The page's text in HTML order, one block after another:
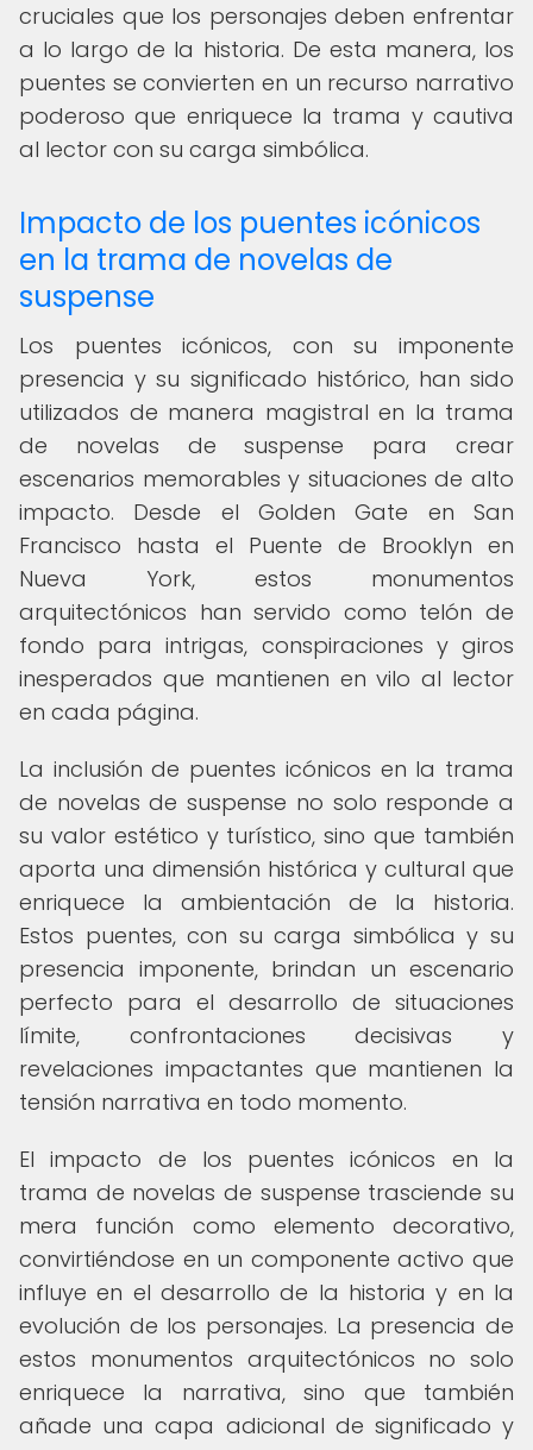
cruciales que los personajes deben enfrentar
a lo largo de la historia. De esta manera, los
puentes se convierten en un recurso narrativo
poderoso que enriquece la trama y cautiva
al lector con su carga simbólica.
Impacto de los puentes icónicos
en la trama de novelas de
suspense
Los puentes icónicos, con su imponente
presencia y su significado histórico, han sido
utilizados de manera magistral en la trama
de novelas de suspense para crear
escenarios memorables y situaciones de alto
impacto. Desde el Golden Gate en San
Francisco hasta el Puente de Brooklyn en
Nueva York, estos monumentos
arquitectónicos han servido como telón de
fondo para intrigas, conspiraciones y giros
inesperados que mantienen en vilo al lector
en cada página.
La inclusión de puentes icónicos en la trama
de novelas de suspense no solo responde a
su valor estético y turístico, sino que también
aporta una dimensión histórica y cultural que
enriquece la ambientación de la historia.
Estos puentes, con su carga simbólica y su
presencia imponente, brindan un escenario
perfecto para el desarrollo de situaciones
límite, confrontaciones decisivas y
revelaciones impactantes que mantienen la
tensión narrativa en todo momento.
El impacto de los puentes icónicos en la
trama de novelas de suspense trasciende su
mera función como elemento decorativo,
convirtiéndose en un componente activo que
influye en el desarrollo de la historia y en la
evolución de los personajes. La presencia de
estos monumentos arquitectónicos no solo
enriquece la narrativa, sino que también
añade una capa adicional de significado y